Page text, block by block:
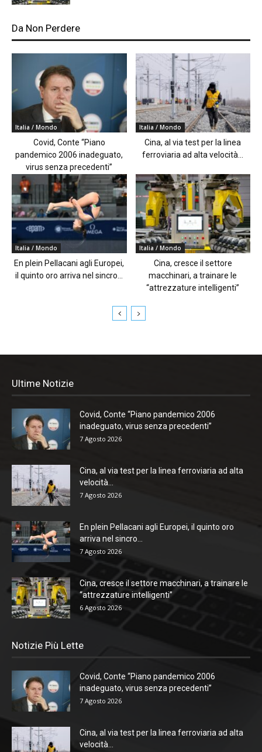
Da Non Perdere
Italia / Mondo
Covid, Conte “Piano
pandemico 2006 inadeguato,
virus senza precedenti”
Italia / Mondo
Cina, al via test per la linea
ferroviaria ad alta velocità...
Italia / Mondo
En plein Pellacani agli Europei,
il quinto oro arriva nel sincro...
Italia / Mondo
Cina, cresce il settore
macchinari, a trainare le
“attrezzature intelligenti”
Ultime Notizie
Covid, Conte “Piano pandemico 2006
inadeguato, virus senza precedenti”
7 Agosto 2026
Cina, al via test per la linea ferroviaria ad alta
velocità...
7 Agosto 2026
En plein Pellacani agli Europei, il quinto oro
arriva nel sincro...
7 Agosto 2026
Cina, cresce il settore macchinari, a trainare le
“attrezzature intelligenti”
6 Agosto 2026
Notizie Più Lette
Covid, Conte “Piano pandemico 2006
inadeguato, virus senza precedenti”
7 Agosto 2026
Cina, al via test per la linea ferroviaria ad alta
velocità...